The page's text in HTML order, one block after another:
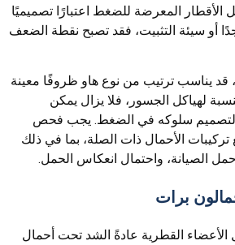
الأقطار المعرضة للضغط اعتبارًا تصميميًا
أو سيئة التثبيت، فقد تصبح نقطة الضعف
قد يناسب ترتيب من نوع هاو ظروفًا معينة
لهياكل الجسور، فلا يزال يمكن
التصميم سلوكه في الضغط. يجب فحص
تركيبات الأحمال ذات الصلة، بما في ذلك
الصيانة، واحتمال انعكاس الحمل.
برات
القطرية عادةً الشد تحت أحمال